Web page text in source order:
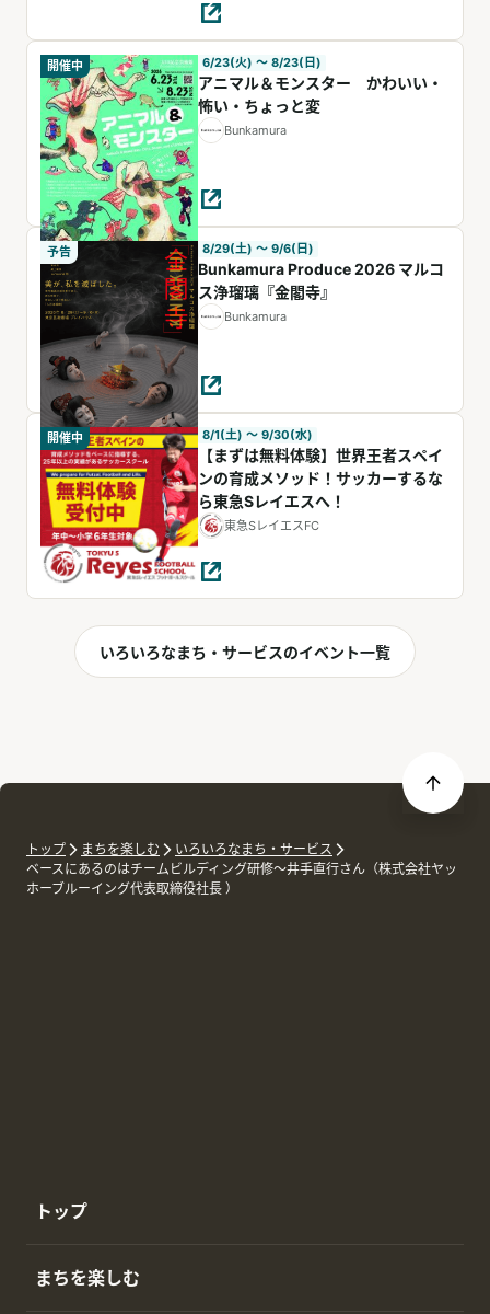
開催中 6/23(火) 〜 8/23(日)
アニマル＆モンスター かわいい・
怖い・ちょっと変
Bunkamura
予告 8/29(土) 〜 9/6(日)
Bunkamura Produce 2026 マルコ
ス浄瑠璃『金閣寺』
Bunkamura
開催中 8/1(土) 〜 9/30(水)
【まずは無料体験】世界王者スペイ
ンの育成メソッド！サッカーするな
ら東急Sレイエスへ！
東急SレイエスFC
いろいろなまち・サービスのイベント一覧
トップ まちを楽しむ
いろいろなまち・サービス
ベースにあるのはチームビルディング研修～井手直行さん（株式会社ヤッ
ホーブルーイング代表取締役社長 ）
トップ
まちを楽しむ